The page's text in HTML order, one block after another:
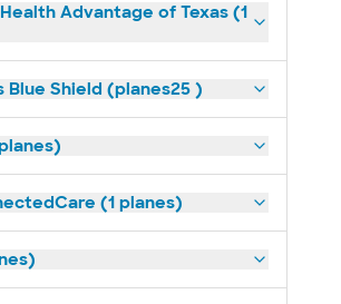
Advantage of Texas (1
Blue Shield (planes25 )
(1 planes)